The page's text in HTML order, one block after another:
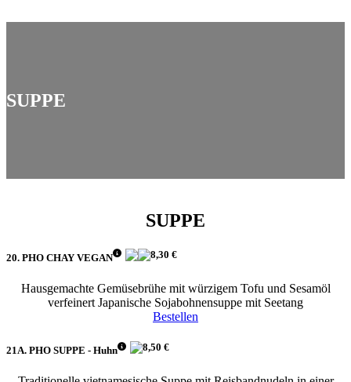
SUPPE
SUPPE
20. PHO CHAY VEGAN 8,30 €
Hausgemachte Gemüsebrühe mit würzigem Tofu und Sesamöl
verfeinert Japanische Sojabohnensuppe mit Seetang
Bestellen
21A. PHO SUPPE - Huhn 8,50 €